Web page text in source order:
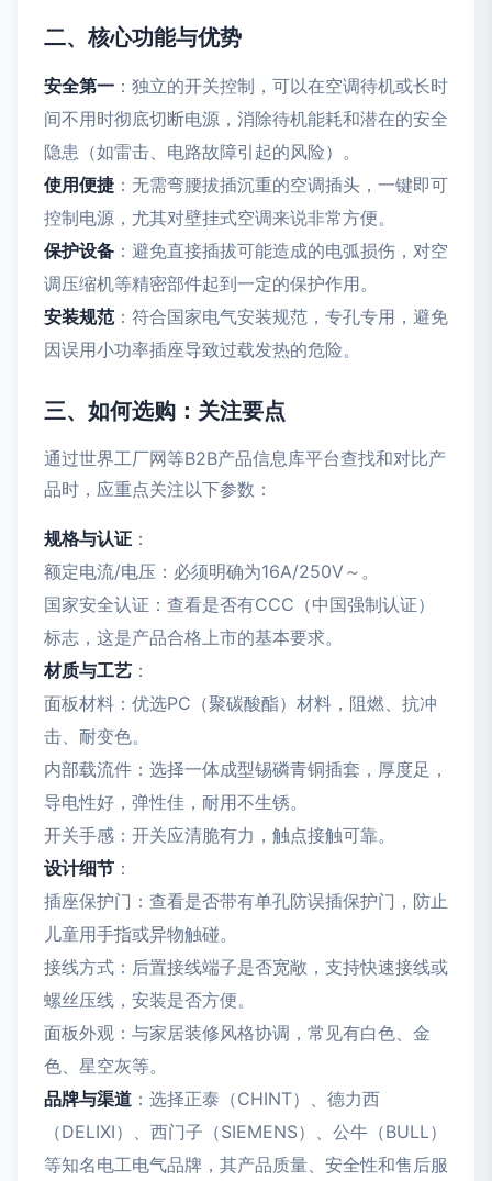
二、核心功能与优势
安全第一 ：独立的开关控制，可以在空调待机或长时
间不用时彻底切断电源，消除待机能耗和潜在的安全
隐患（如雷击、电路故障引起的风险）。
使用便捷 ：无需弯腰拔插沉重的空调插头，一键即可
控制电源，尤其对壁挂式空调来说非常方便。
保护设备 ：避免直接插拔可能造成的电弧损伤，对空
调压缩机等精密部件起到一定的保护作用。
安装规范：符合国家电气安装规范，专孔专用，避免
因误用小功率插座导致过载发热的危险。
三、如何选购：关注要点
通过世界工厂网等B2B产品信息库平台查找和对比产
品时，应重点关注以下参数：
规格与认证 ：
额定电流/电压：必须明确为16A/250V～。
国家安全认证：查看是否有CCC（中国强制认证）
标志，这是产品合格上市的基本要求。
材质与工艺 ：
面板材料：优选PC（聚碳酸酯）材料，阻燃、抗冲
击、耐变色。
内部载流件：选择一体成型锡磷青铜插套，厚度足，
导电性好，弹性佳，耐用不生锈。
开关手感：开关应清脆有力，触点接触可靠。
设计细节 ：
插座保护门：查看是否带有单孔防误插保护门，防止
儿童用手指或异物触碰。
接线方式：后置接线端子是否宽敞，支持快速接线或
螺丝压线，安装是否方便。
面板外观：与家居装修风格协调，常见有白色、金
色、星空灰等。
品牌与渠道 ：选择正泰（CHINT）、德力西
（DELIXI）、西门子（SIEMENS）、公牛（BULL）
等知名电工电气品牌，其产品质量、安全性和售后服